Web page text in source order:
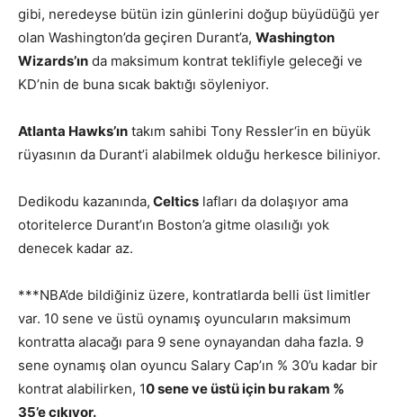
gibi, neredeyse bütün izin günlerini doğup büyüdüğü yer
olan Washington’da geçiren Durant’a, Washington
Wizards’ın da maksimum kontrat teklifiyle geleceği ve
KD’nin de buna sıcak baktığı söyleniyor.
Atlanta Hawks’ın takım sahibi Tony Ressler‘in en büyük
rüyasının da Durant’i alabilmek olduğu herkesce biliniyor.
Dedikodu kazanında, Celtics lafları da dolaşıyor ama
otoritelerce Durant’ın Boston’a gitme olasılığı yok
denecek kadar az.
***NBA’de bildiğiniz üzere, kontratlarda belli üst limitler
var. 10 sene ve üstü oynamış oyuncuların maksimum
kontratta alacağı para 9 sene oynayandan daha fazla. 9
sene oynamış olan oyuncu Salary Cap’ın % 30’u kadar bir
kontrat alabilirken, 10 sene ve üstü için bu rakam %
35’e çıkıyor.